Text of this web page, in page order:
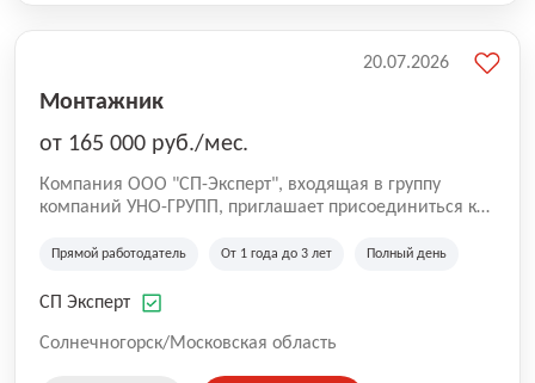
Монтажник
от 165 000 руб./мес.
Компания ООО "СП-Эксперт", входящая в группу
компаний УНО-ГРУПП, приглашает присоединиться к
работаем на рынке с 2005 года и оказываем комплекс
зданий из гибридных модульных блоков свободной
гибридно-модульного строительства.
Прямой работодатель От 1 года до 3 лет Полный день
СП Эксперт
Солнечногорск/Московская область
20.07.2026